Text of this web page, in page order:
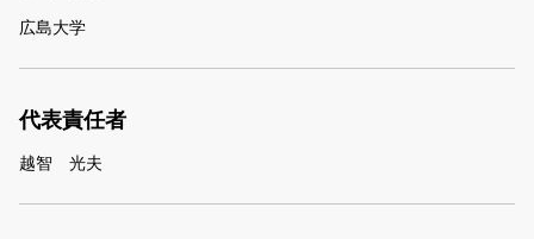
広島大学
代表責任者
越智 光夫